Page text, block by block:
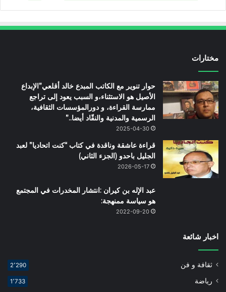
مختارات
حوار تنوير مع الكاتب المبدع خالد أقلعي”الإبداع
الأصيل هو الاستثناء،و السبب يعود إلى تراجع
ممارسة القراءة، و دورالمؤسسات الثقافية،
الرسمية والمدنية والنقّاد أيضا..”
2025-04-30
قراءة عاشقة وناقدة في كتاب “كنت اتحاديا” لعبد
الجليل باحدو (الجزء الثاني)
2026-05-17
عبد الإله بن كيران :انتشار المخدرات في المجتمع
هو سياسة ممنهجة:
2022-09-20
اخبار شائعة
ثقافة و فن 2٬290
رياضة 1٬733